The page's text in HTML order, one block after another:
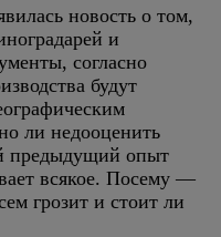
новость о том,
и
согласно
будут
ли недооценить
предыдущий опыт
всякое. Посему —
грозит и стоит ли